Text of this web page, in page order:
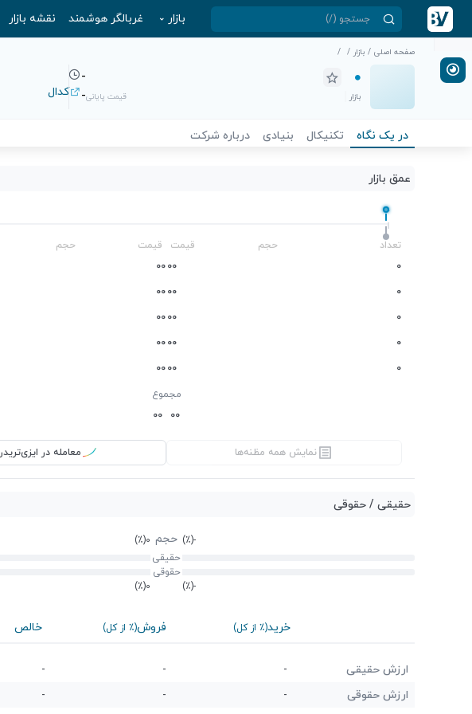
بازار غربالگر هوشمند نقشه بازار
صفحه اصلی / بازار /
/
-
بازار قیمت پایانی- کدال
در یک نگاه تکنیکال بنیادی درباره شرکت
عمق بازار
-
تعداد حجم قیمت قیمت حجم
0
0
0
0
0
0
0
0
0
0
0
0
0
0
0
0
0
0
0
0
0
0
0
0
0
مجموع
0
0
0
0
نمایش همه مظنه‌ها معامله در ایزی‌تریدر
حقیقی / حقوقی
-(٪) حجم 0(٪)
حقیقی
حقوقی
-(٪) 0(٪)
خرید(٪ از کل) فروش(٪ از کل) خالص
ارزش حقیقی -
-
-
ارزش حقوقی
-
-
-